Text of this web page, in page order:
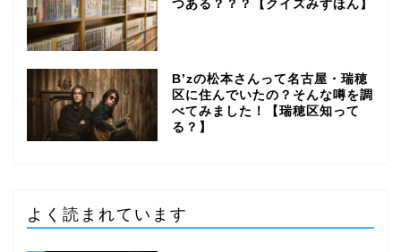
つある？？？【クイズみずほん】
B’zの松本さんって名古屋・瑞穂
区に住んでいたの？そんな噂を調
べてみました！【瑞穂区知って
る？】
よく読まれています